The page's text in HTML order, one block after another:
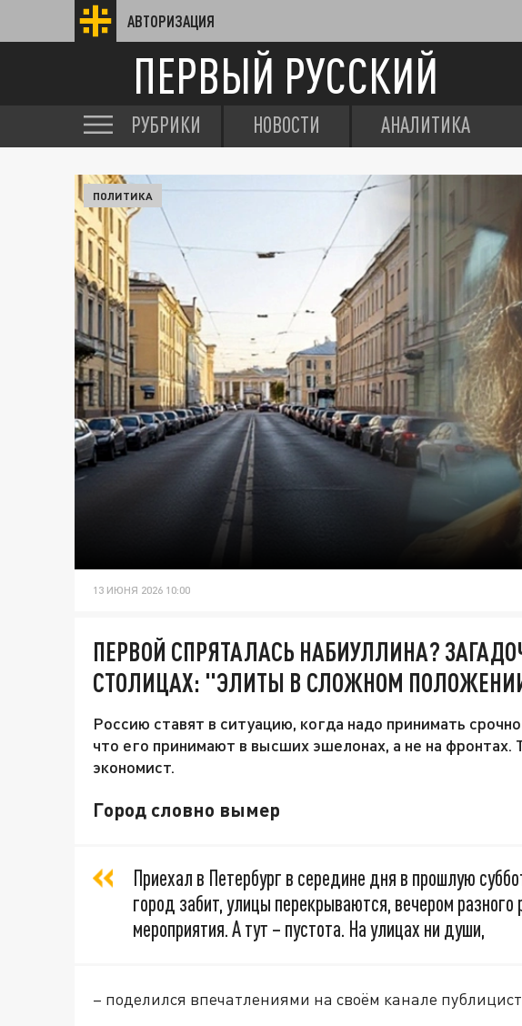
АВТОРИЗАЦИЯ
ПЕРВЫЙ РУССКИЙ
РУБРИКИ НОВОСТИ АНАЛИТИКА
ПОЛИТИКА
13 ИЮНЯ 2026 10:00
ПЕРВОЙ СПРЯТАЛАСЬ НАБИУЛЛИНА?
СТОЛИЦАХ: "ЭЛИТЫ В СЛОЖНОМ
Россию ставят в ситуацию, когда надо принимать
что его принимают в высших эшелонах, а не на фронтах.
экономист.
Город словно вымер
Приехал в Петербург в середине дня в прошлую
город забит, улицы перекрываются, вечером разного
мероприятия. А тут – пустота. На улицах ни души,
– поделился впечатлениями на своём канале